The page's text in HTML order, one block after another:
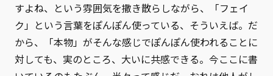
すよね、という雰囲気を撒き散らしながら、「フェイ
ク」という言葉をぽんぽん使っている、そういえば。だ
から、「本物」がそんな感じでぽんぽん使われることに
対しても、実のところ、大いに共感できる。今ここに書